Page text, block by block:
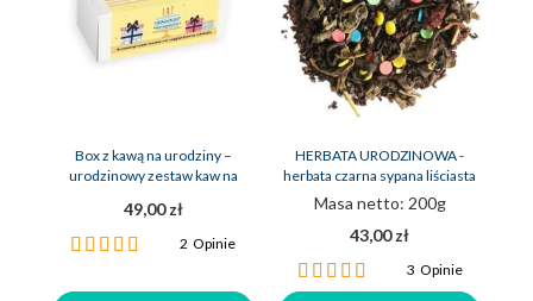
Box z kawą na urodziny –
urodzinowy zestaw kaw na
49,00 zł
Ocena:
2Opinie
HERBATA URODZINOWA -
herbata czarna sypana liściasta
Masa netto: 200g
43,00 zł
Ocena:
100%
3 Opinie